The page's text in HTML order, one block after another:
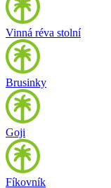
Vinná réva stolní
Brusinky
Goji
Fíkovník